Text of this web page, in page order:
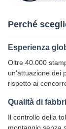
Perché
Esperienza
Oltre 40.000
un'attuazione dei
rispetto ai
Qualità di
Il controllo della